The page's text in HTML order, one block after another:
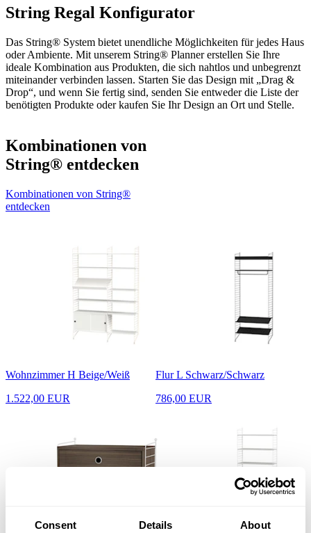
Consent Details About
String Regal Konfigurator
Das String® System bietet unendliche Möglichkeiten für jedes Haus
oder Ambiente. Mit unserem String® Planner erstellen Sie Ihre
ideale Kombination aus Produkten, die sich nahtlos und unbegrenzt
miteinander verbinden lassen. Starten Sie das Design mit „Drag &
Drop“, und wenn Sie fertig sind, senden Sie entweder die Liste der
benötigten Produkte oder kaufen Sie Ihr Design an Ort und Stelle.
Kombinationen von
String® entdecken
Kombinationen von String®
entdecken
Wohnzimmer H Beige/Weiß
1.522,00 EUR
Flur L Schwarz/Schwarz
786,00 EUR